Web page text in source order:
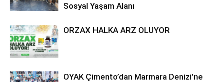
Sosyal Yaşam Alanı
ORZAX HALKA ARZ OLUYOR
OYAK Çimento’dan Marmara Denizi’ne